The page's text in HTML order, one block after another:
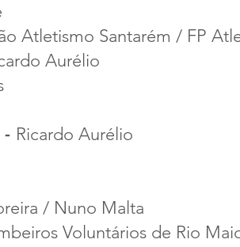
Atletismo Santarém / FP
Aurélio
- Ricardo Aurélio
/ Nuno Malta
Voluntários de Rio